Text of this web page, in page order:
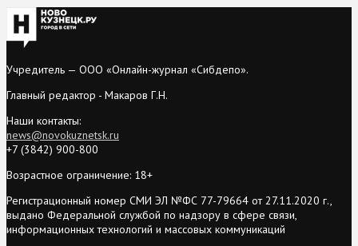
Учредитель — ООО «Онлайн-журнал «Сибдепо».
Главный редактор - Макаров Г.Н.
Наши контакты:
news@novokuznetsk.ru
+7 (3842) 900-800
Возрастное ограничение: 18+
Регистрационный номер СМИ ЭЛ №ФС 77-79664 от 27.11.2020 г.,
выдано Федеральной службой по надзору в сфере связи,
информационных технологий и массовых коммуникаций